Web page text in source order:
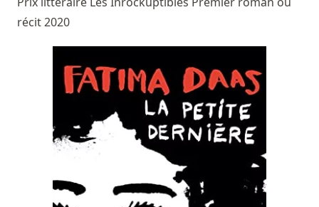
récit 2020